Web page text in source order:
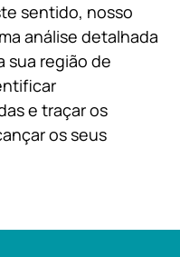
sentido, nosso
análise detalhada
sua região de
e traçar os
os seus